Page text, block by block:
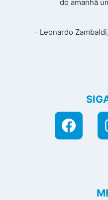
do amanhã
- Leonardo